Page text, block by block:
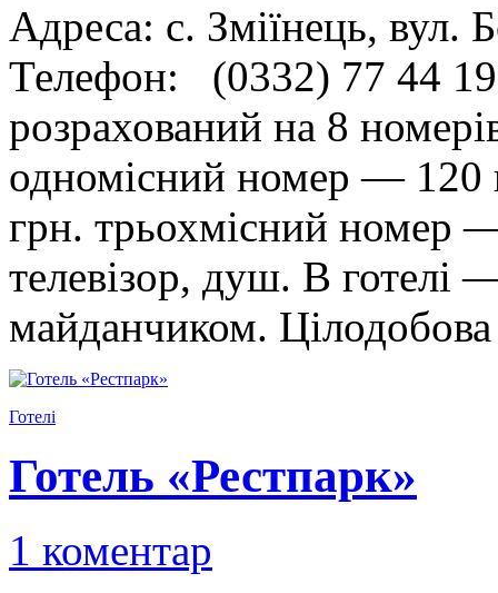
Адреса: с. Зміїнець, вул.
Телефон: (0332) 77 44
розрахований на 8
одномісний номер —
грн. трьохмісний номер
телевізор, душ. В готелі
майданчиком.
Готелі
Готель «Рестпарк»
1 коментар